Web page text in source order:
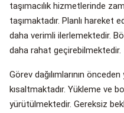
taşımacılık hizmetlerinde
taşımaktadır. Planlı hareket
daha verimli ilerlemektedir.
daha rahat geçirebilmektedir.
Görev dağılımlarının
kısaltmaktadır. Yükleme ve
yürütülmektedir. Gereksiz